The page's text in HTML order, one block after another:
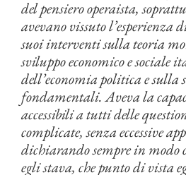
del pensiero operaista,
avevano vissuto
suoi interventi sulla teoria
sviluppo economico e sociale
dell’economia politica e sulla
fondamentali. Aveva la
accessibili a tutti delle
complicate, senza eccessive
dichiarando sempre in modo
egli stava, che punto di vista